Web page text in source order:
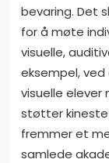
bevaring. Det
for å møte
visuelle,
eksempel,
visuelle
støtter
fremmer et
samlede